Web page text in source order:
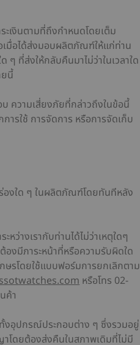
ะเงินตามที่ถึงกำหนดโดยเต็ม
มื่อได้ส่งมอบผลิตภัณฑ์ให้แก่ท่าน
ที่ส่งให้กลับคืนมาไม่ว่าในเวลาใด
ยนี้
ความเสี่ยงภัยที่กล่าวถึงในข้อนี้
ารใช้ การจัดการ หรือการจัดเก็บ
องใด ๆ ในผลิตภัณฑ์โดยทันทีหลัง
ว่างเรากับท่านได้ไม่ว่าเหตุใดๆ
องมีภาระหน้าที่หรือความรับผิดใด
ษรโดยใช้แบบฟอร์มการยกเลิกตาม
หรือโทร 02-
ค้า
อุปกรณ์ประกอบต่าง ๆ ซึ่งรวมอยู่
ดยต้องส่งคืนในสภาพเดิมที่ไม่มี